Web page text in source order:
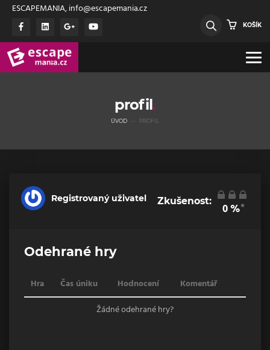
ESCAPEMANIA, info@escapemania.cz
KOŠÍK
profil
ÚVOD PROFIL
Registrovaný uživatel Zkušenost:
0%*
Odehrané hry
Hra Čas úniku Hodnocení
Komentář
Žádné odehrané hry?